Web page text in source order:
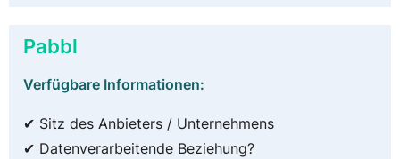
Pabbl
Verfügbare Informationen:
✔ Sitz des Anbieters / Unternehmens
✔ Datenverarbeitende Beziehung?